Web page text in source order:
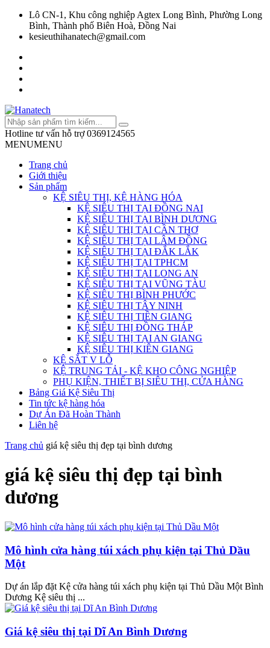
Lô CN-1, Khu công nghiệp Agtex Long Bình, Phường Long
Bình, Thành phố Biên Hoà, Đồng Nai
kesieuthihanatech@gmail.com
Hotline tư vấn hỗ trợ 0369124565
MENUMENU
Trang chủ
Giới thiệu
Sản phẩm
KỆ SIÊU THỊ, KỆ HÀNG HÓA
KỆ SIÊU THỊ TẠI ĐỒNG NAI
KỆ SIÊU THỊ TẠI BÌNH DƯƠNG
KỆ SIÊU THỊ TẠI CẦN THƠ
KỆ SIÊU THỊ TẠI LÂM ĐỒNG
KỆ SIÊU THỊ TẠI ĐẮK LẮK
KỆ SIÊU THỊ TẠI TPHCM
KỆ SIÊU THỊ TẠI LONG AN
KỆ SIÊU THỊ TẠI VŨNG TÀU
KỆ SIÊU THỊ BÌNH PHƯỚC
KỆ SIÊU THỊ TÂY NINH
KỆ SIÊU THỊ TIỀN GIANG
KỆ SIÊU THỊ ĐỒNG THÁP
KỆ SIÊU THỊ TẠI AN GIANG
KỆ SIÊU THỊ KIÊN GIANG
KỆ SẮT V LỖ
KỆ TRUNG TẢI - KỆ KHO CÔNG NGHIỆP
PHỤ KIỆN, THIẾT BỊ SIÊU THỊ, CỬA HÀNG
Bảng Giá Kệ Siêu Thị
Tin tức kệ hàng hóa
Dự Án Đã Hoàn Thành
Liên hệ
Trang chủ giá kệ siêu thị đẹp tại bình dương
giá kệ siêu thị đẹp tại bình
dương
Mô hình cửa hàng túi xách phụ kiện tại Thủ Dầu
Một
Dự án lắp đặt Kệ cửa hàng túi xách phụ kiện tại Thủ Dầu Một Bình
Dương Kệ siêu thị ...
Giá kệ siêu thị tại Dĩ An Bình Dương